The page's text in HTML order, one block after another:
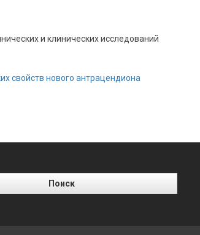
и клинических исследований
свойств нового антрацендиона